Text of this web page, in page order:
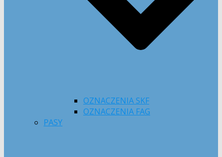
OZNACZENIA SKF
OZNACZENIA FAG
PASY